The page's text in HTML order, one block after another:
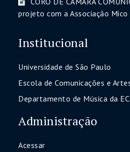
projeto com a Associação
Institucional
Universidade de São Paulo
Escola de Comunicações e
Departamento de Música da
Administração
Acessar